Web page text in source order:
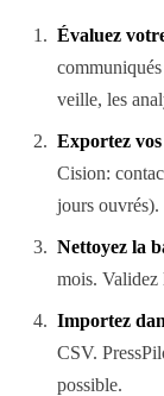
Évaluez
veille, les
Exportez
Cision:
jours ouvrés).
Nettoyez la
mois. Validez
Importez
CSV.
possible.